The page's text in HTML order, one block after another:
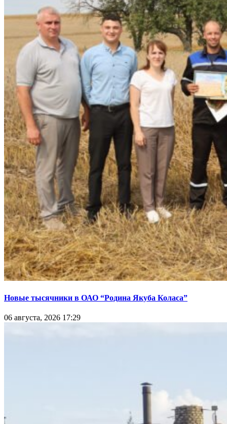
Новые тысячники в ОАО “Родина Якуба Коласа”
06 августа, 2026 17:29